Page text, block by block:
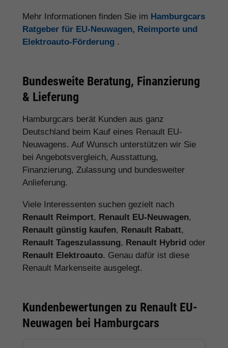
Mehr Informationen finden Sie im Hamburgcars
Ratgeber für EU-Neuwagen, Reimporte und
Elektroauto-Förderung .
Bundesweite Beratung, Finanzierung
& Lieferung
Hamburgcars berät Kunden aus ganz
Deutschland beim Kauf eines Renault EU-
Neuwagens. Auf Wunsch unterstützen wir Sie
bei Angebotsvergleich, Ausstattung,
Finanzierung, Zulassung und bundesweiter
Anlieferung.
Viele Interessenten suchen gezielt nach
Renault Reimport, Renault EU-Neuwagen,
Renault günstig kaufen, Renault Rabatt,
Renault Tageszulassung, Renault Hybrid oder
Renault Elektroauto. Genau dafür ist diese
Renault Markenseite ausgelegt.
Kundenbewertungen zu Renault EU-
Neuwagen bei Hamburgcars